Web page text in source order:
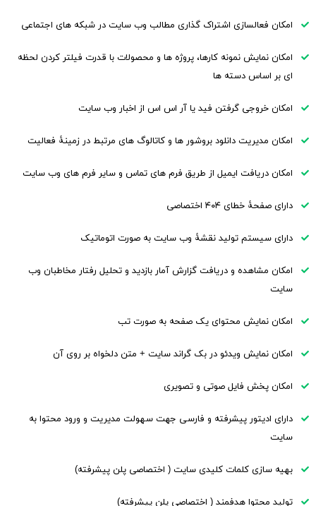
امکان فعالسازی اشتراک گذاری مطالب وب سایت در شبکه های اجتماعی
امکان نمایش نمونه کارها، پروژه ها و محصولات با قدرت فیلتر کردن لحظه
ای بر اساس دسته ها
امکان خروجی گرفتن فید یا آر اس اس از اخبار وب سایت
امکان مدیریت دانلود بروشور ها و کاتالوگ های مرتبط در زمینۀ فعالیت
امکان دریافت ایمیل از طریق فرم های تماس و سایر فرم های وب سایت
دارای صفحۀ خطای ۴۰۴ اختصاصی
دارای سیستم تولید نقشۀ وب سایت به صورت اتوماتیک
امکان مشاهده و دریافت گزارش آمار بازدید و تحلیل رفتار مخاطبان وب
سایت
امکان نمایش محتوای یک صفحه به صورت تب
امکان نمایش ویدئو در بک گراند سایت + متن دلخواه بر روی آن
امکان پخش فایل صوتی و تصویری
دارای ادیتور پیشرفته و فارسی جهت سهولت مدیریت و ورود محتوا به
سایت
بهیه سازی کلمات کلیدی سایت ( اختصاصی پلن پیشرفته)
تولید محتوا هدفمند ( اختصاصی پلن پیشرفته)